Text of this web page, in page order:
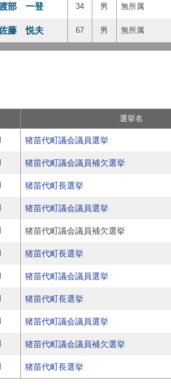
部 一登 34 男 無所属
藤 悦夫 67 男 無所属
選挙名
猪苗代町議会議員選挙
猪苗代町議会議員補欠選挙
猪苗代町長選挙
猪苗代町議会議員選挙
猪苗代町議会議員補欠選挙
猪苗代町長選挙
猪苗代町議会議員選挙
猪苗代町長選挙
猪苗代町議会議員選挙
猪苗代町議会議員補欠選挙
猪苗代町長選挙